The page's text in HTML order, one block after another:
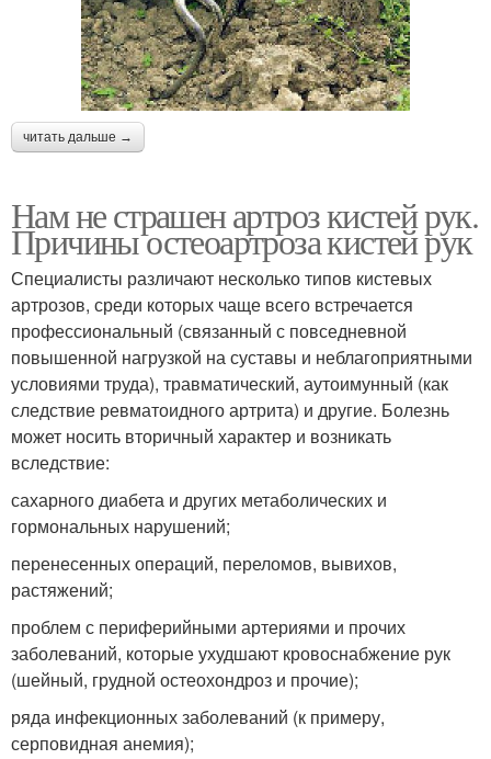
читать дальше →
Нам не страшен артроз кистей рук.
Причины остеоартроза кистей рук
Специалисты различают несколько типов кистевых
артрозов, среди которых чаще всего встречается
профессиональный (связанный с повседневной
повышенной нагрузкой на суставы и неблагоприятными
условиями труда), травматический, аутоимунный (как
следствие ревматоидного артрита) и другие. Болезнь
может носить вторичный характер и возникать
вследствие:
сахарного диабета и других метаболических и
гормональных нарушений;
перенесенных операций, переломов, вывихов,
растяжений;
проблем с периферийными артериями и прочих
заболеваний, которые ухудшают кровоснабжение рук
(шейный, грудной остеохондроз и прочие);
ряда инфекционных заболеваний (к примеру,
серповидная анемия);